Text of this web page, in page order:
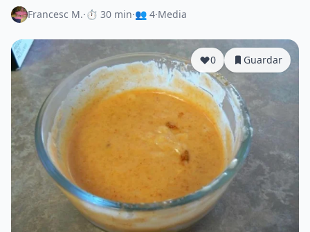
Francesc M.·⏱ 30 min·👥 4·Media
0 Guardar